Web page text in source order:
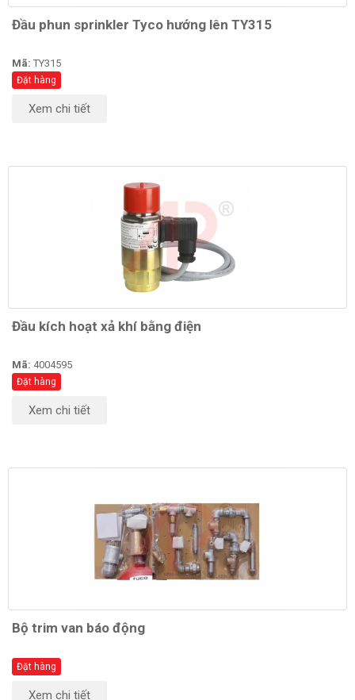
Đầu phun sprinkler Tyco hướng lên TY315
Mã: TY315
Đặt hàng
Xem chi tiết
Đầu kích hoạt xả khí bằng điện
Mã: 4004595
Đặt hàng
Xem chi tiết
Bộ trim van báo động
Đặt hàng
Xem chi tiết